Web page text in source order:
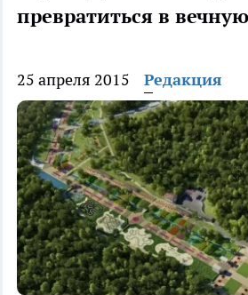
превратиться в
25 апреля 2015 Редакция